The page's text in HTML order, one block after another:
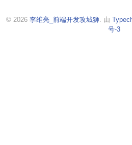
© 2026 李维亮_前端开发攻城狮. 由
号-3